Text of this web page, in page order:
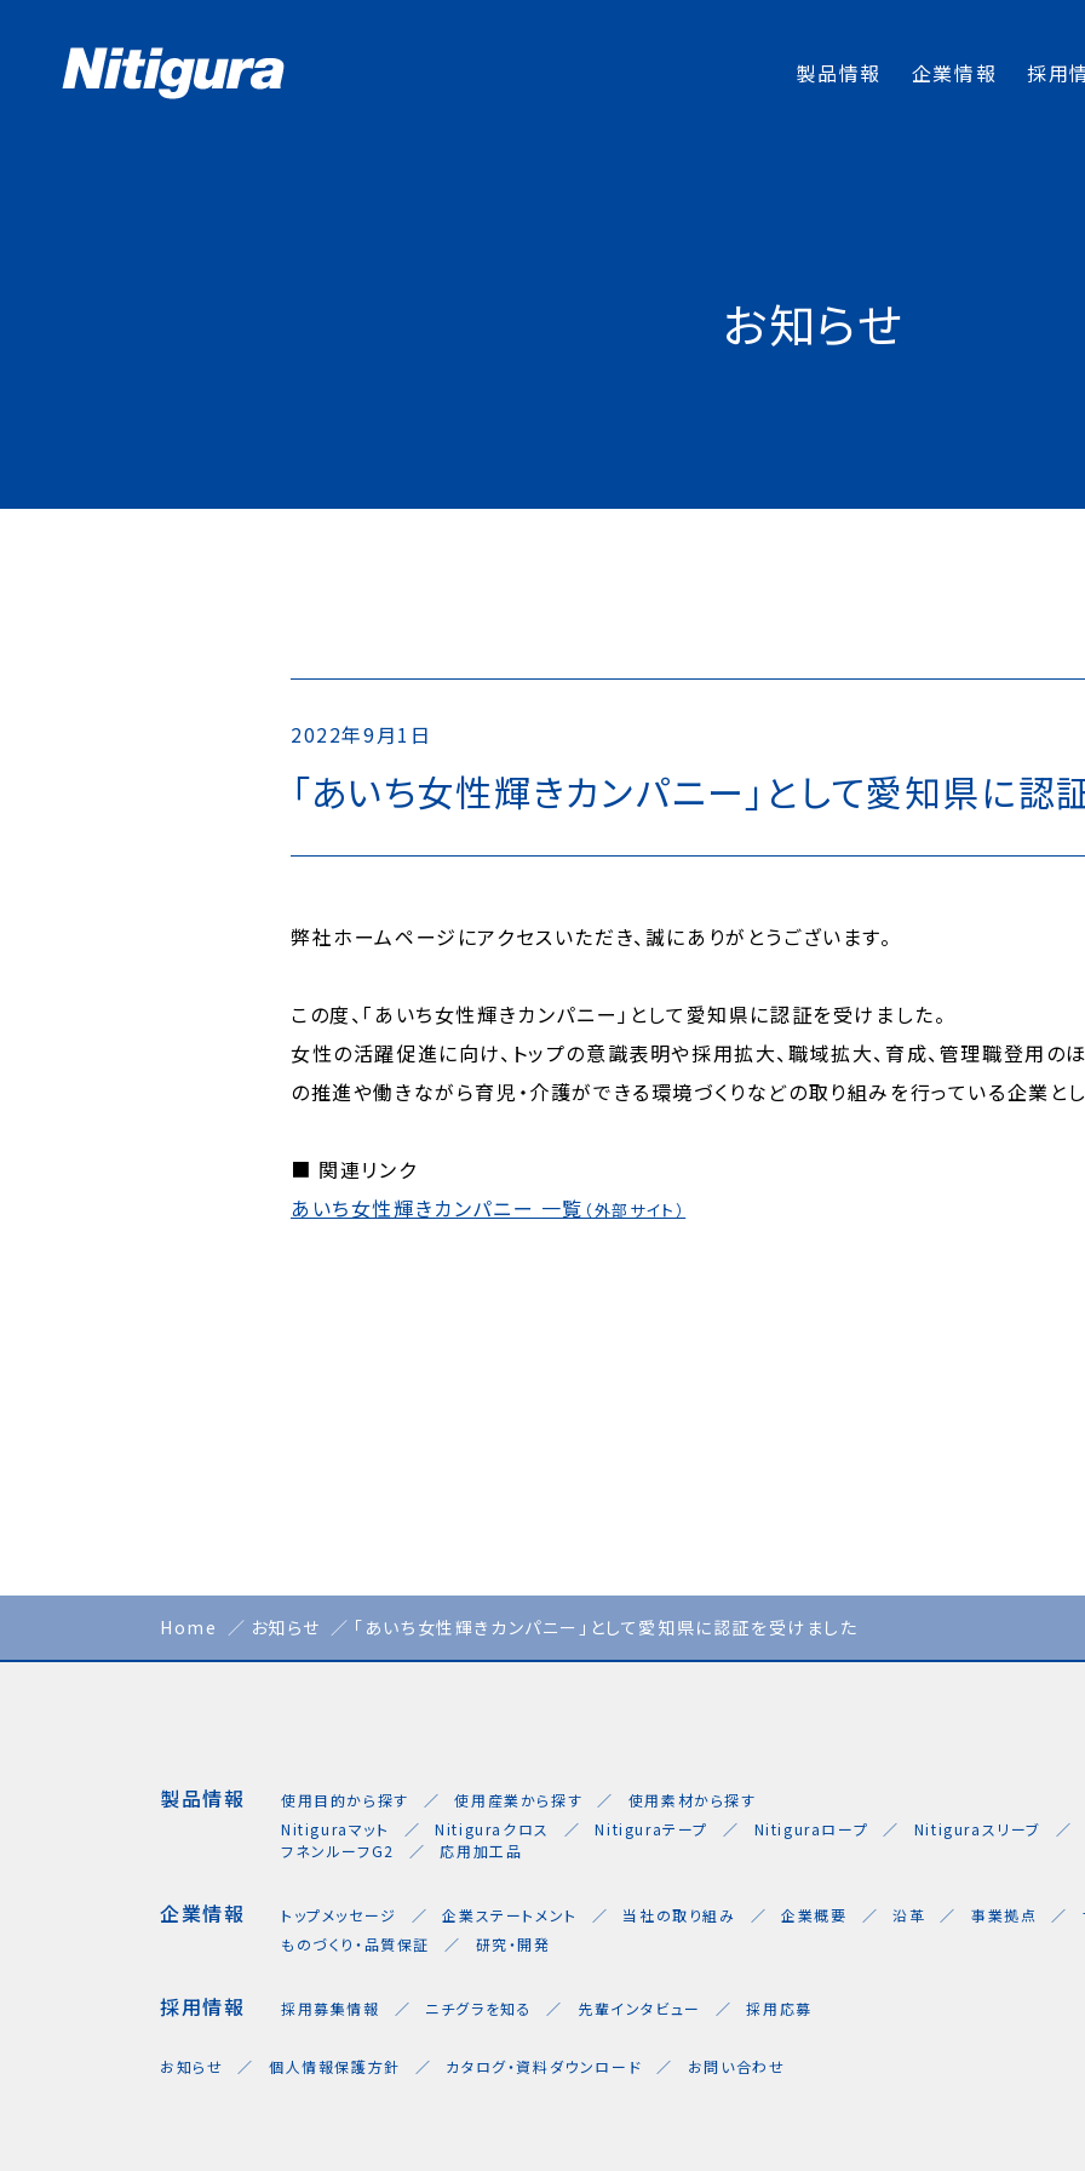
製品情報 企業情報 採用
お知らせ
2022年9月1日
「あいち女性輝きカンパニー」として愛知県に認
弊社ホームページにアクセスいただき、誠にありがとうございます。
この度、「あいち女性輝きカンパニー」として愛知県に認証を受けました。
女性の活躍促進に向け、トップの意識表明や採用拡大、職域拡大、育成、管理職登用のほ
の推進や働きながら育児・介護ができる環境づくりなどの取り組みを行っている企業と
■ 関連リンク
あいち女性輝きカンパニー 一覧 （外部サイト）
Home お知らせ 「あいち女性輝きカンパニー」として愛知県に認証を受けました
製品情報 使用目的から探す 使用産業から探す
使用素材から探す
Nitiguraマット
Nitiguraクロス Nitiguraテープ Nitiguraロープ Nitiguraスリーブ
フネンルーフG2
応用加工品
企業情報 トップメッセージ 企業ステートメント 当社の取り組み 企業概要 沿革 事業拠点
ものづくり・品質保証
研究・開発
採用情報 採用募集情報 ニチグラを知る 先輩インタビュー 採用応募
お知らせ 個人情報保護方針 カタログ・資料ダウンロード お問い合わせ